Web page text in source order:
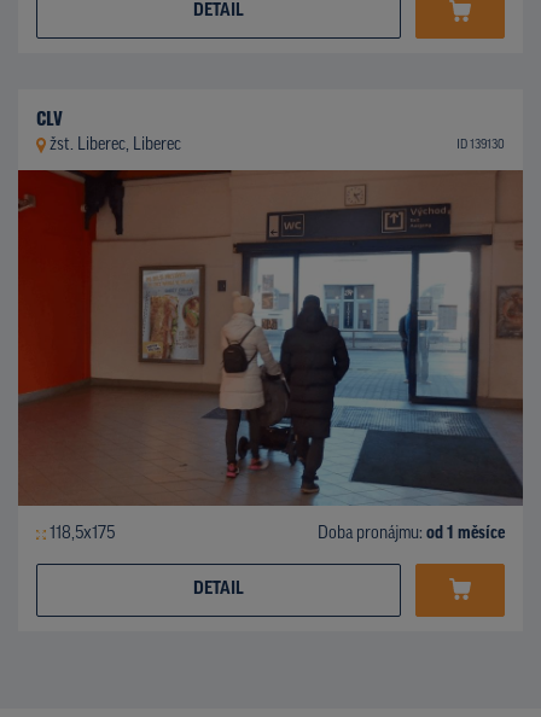
DETAIL
CLV
žst. Liberec, Liberec ID 139130
118,5x175 Doba pronájmu: od 1 měsíce
DETAIL